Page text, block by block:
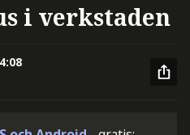
i verkstaden